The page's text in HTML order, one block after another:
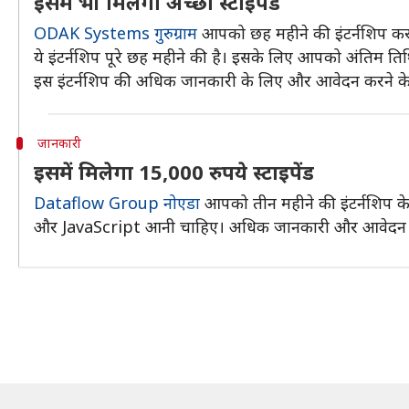
ODAK Systems गुरुग्राम आपको छह महीने की इंटर्नशिप
ये इंटर्नशिप पूरे छह महीने की है। इसके लिए आपको अंतिम
इस इंटर्नशिप की अधिक जानकारी के लिए और आवेदन करने
जानकारी
इसमें मिलेगा 15,000 रुपये स्टाइपेंड
Dataflow Group नोएडा आपको तीन महीने की इंटर्नशिप
और JavaScript आनी चाहिए। अधिक जानकारी और